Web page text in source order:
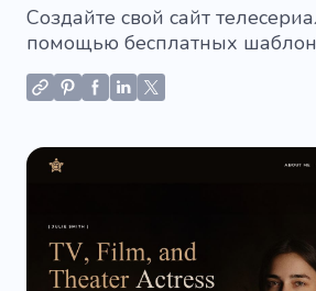
Создайте свой сайт
помощью бесплатных